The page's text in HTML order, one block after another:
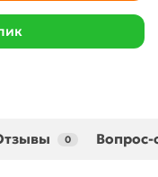
0 Вопрос-